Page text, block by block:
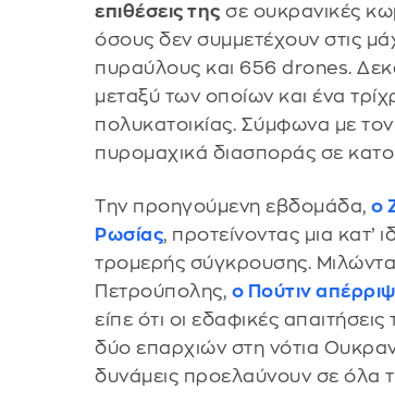
επιθέσεις της σε ουκρανικές
όσους δεν συμμετέχουν στις
πυραύλους και 656 drones.
μεταξύ των οποίων και ένα
πολυκατοικίας. Σύμφωνα με
πυρομαχικά διασποράς σε
Την προηγούμενη εβδομάδα,ο
Ρωσίας, προτείνοντας μια κατ’
τρομερής σύγκρουσης.
Πετρούπολης, ο Πούτιν
είπε ότι οι εδαφικές
δύο επαρχιών στη νότια
δυνάμεις προελαύνουν σε όλα